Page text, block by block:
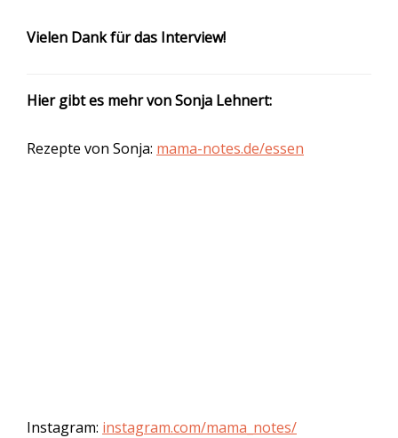
Vielen Dank für das Interview!
Hier gibt es mehr von Sonja Lehnert:
Rezepte von Sonja: mama-notes.de/essen
Instagram: instagram.com/mama_notes/